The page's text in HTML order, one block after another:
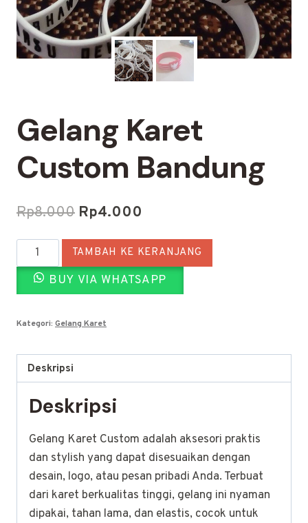
Gelang Karet
Custom Bandung
Rp8.000 Harga
aslinya
adalah:
Rp8.000.
Rp4.000
saat
ini
adalah:
Kuantitas
Gelang
Karet
Bandung
TAMBAH KE KERANJANG
BUY VIA WHATSAPP
Kategori: Gelang Karet
Deskripsi
Deskripsi
Gelang Karet Custom adalah aksesori praktis
dan stylish yang dapat disesuaikan dengan
desain, logo, atau pesan pribadi Anda. Terbuat
dari karet berkualitas tinggi, gelang ini nyaman
dipakai, tahan lama, dan elastis, cocok untuk